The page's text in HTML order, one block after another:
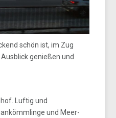
schön ist, im Zug
genießen und
Luftig und
und Meer-